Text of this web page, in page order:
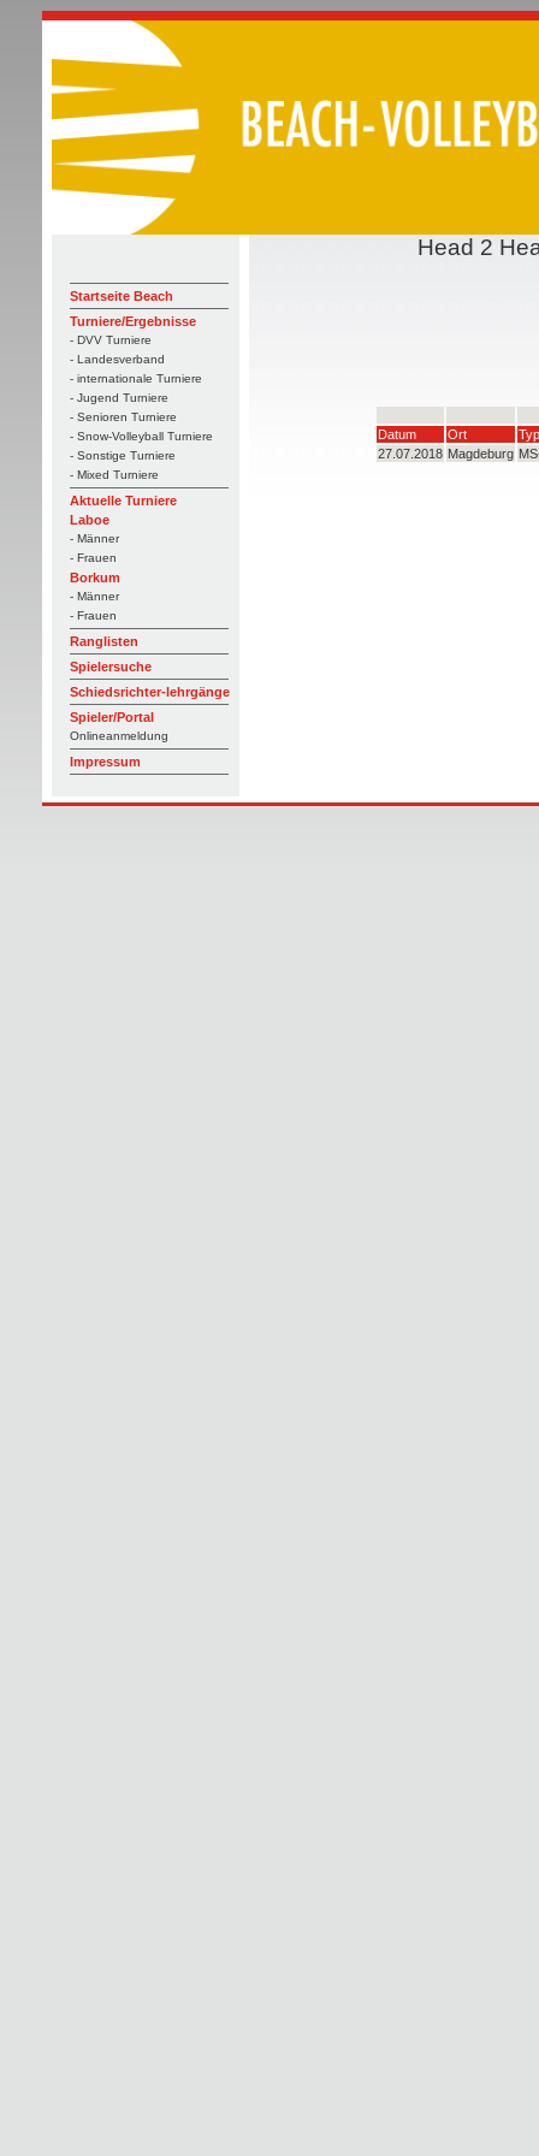
Startseite Beach
Turniere/Ergebnisse
- DVV Turniere
- Landesverband
- internationale Turniere
- Jugend Turniere
- Senioren Turniere
- Snow-Volleyball Turniere
- Sonstige Turniere
- Mixed Turniere
Aktuelle Turniere
Laboe
- Männer
- Frauen
Borkum
- Männer
- Frauen
Ranglisten
Spielersuche
Schiedsrichter-lehrgänge
Spieler/Portal
Onlineanmeldung
Impressum
Head 2
Datum Ort
Typ
27.07.2018 Magdeburg